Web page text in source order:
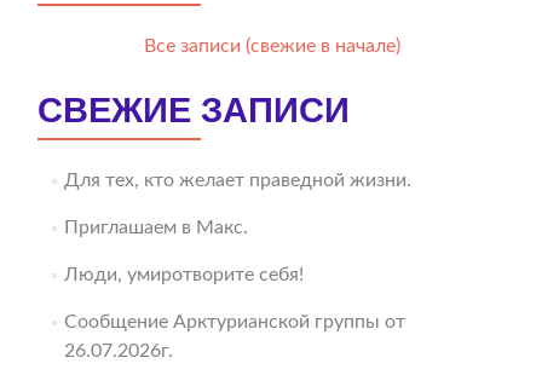
Все записи (свежие в начале)
СВЕЖИЕ ЗАПИСИ
Для тех, кто желает праведной жизни.
Приглашаем в Макс.
Люди, умиротворите себя!
Сообщение Арктурианской группы от
26.07.2026г.